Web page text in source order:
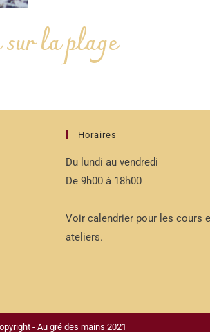
la plage
Horaires
Du lundi au vendredi
De 9h00 à 18h00
Voir calendrier pour les cours
ateliers.
- Au gré des mains 2021